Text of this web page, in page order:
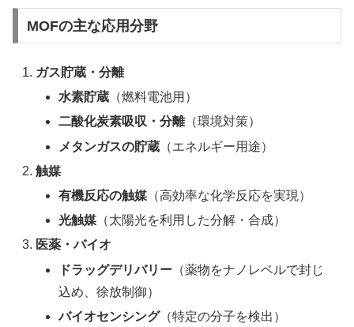
MOFの主な応用分野
ガス貯蔵・分離
水素貯蔵 （燃料電池用）
二酸化炭素吸収・分離（環境対策）
メタンガスの貯蔵 （エネルギー用途）
触媒
有機反応の触媒 （高効率な化学反応を実現）
光触媒 （太陽光を利用した分解・合成）
医薬・バイオ
ドラッグデリバリー （薬物をナノレベルで封じ
込め、徐放制御）
バイオセンシング（特定の分子を検出）